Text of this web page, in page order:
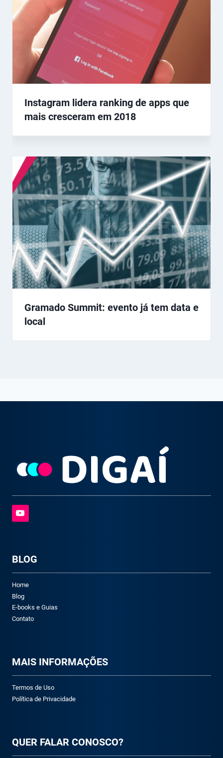
Instagram lidera ranking de apps que
mais cresceram em 2018
Gramado Summit: evento já tem data e
local
BLOG
Home
Blog
E-books e Guias
Contato
MAIS INFORMAÇÕES
Termos de Uso
Política de Privacidade
QUER FALAR CONOSCO?